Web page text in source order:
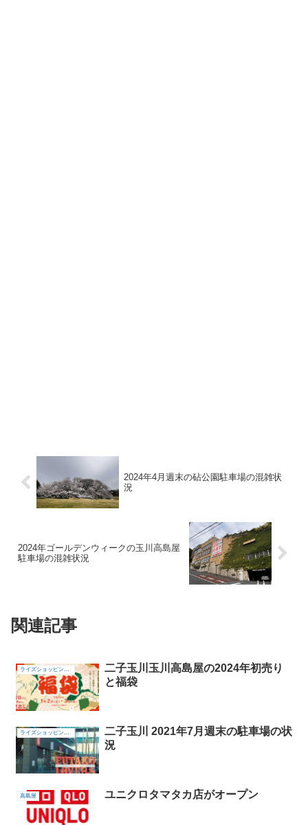
2024年4月週末の砧公園駐車場の混雑状
況
2024年ゴールデンウィークの玉川高島屋
駐車場の混雑状況
関連記事
ライズショッピングセンター
二子玉川玉川高島屋の2024年初売り
と福袋
ライズショッピングセンター
二子玉川 2021年7月週末の駐車場の状
況
高島屋 ユニクロタマタカ店がオープン